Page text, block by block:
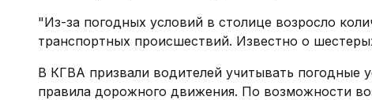
"Из-за погодных условий в столице возросло
транспортных происшествий. Известно о
В КГВА призвали водителей учитывать
правила дорожного движения. По возможности